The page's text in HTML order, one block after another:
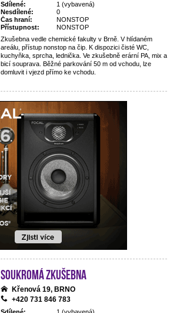
Sdílené:
1 (vybavená)
Nesdílené:
0
Čas hraní:
NONSTOP
Přístupnost:
NONSTOP
Zkušebna vedle chemické fakulty v Brně. V hlídaném
areálu, přístup nonstop na čip. K dispozici čisté WC,
kuchyňka, sprcha, lednička. Ve zkušebně erární PA, mix a
bicí souprava. Běžné parkování 50 m od vchodu, lze
domluvit i vjezd přímo ke vchodu.
Soukromá zkušebna
Křenová 19, BRNO
+420 731 846 783